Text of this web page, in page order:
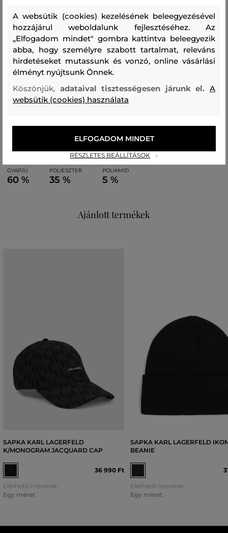
tartalmaz gyapjút, így kiváló légáteresztő képességet és
könnyűséget biztosít, valamint kellemesen melegen tart.
Nagyszerűen kombinálható kiegészítő, amely stílusosan
kiegészíti majd lezser öltözékét.
Szezon: FW24
Termék kódja
0231MRUT3046-624-WC-5321-0
Összetétel
GYAPJÚ
60 %
POLIÉSZTER
35 %
POLIAMID
5 %
Ajánlott termékek
SAPKA KARL LAGERFELD
K/MONOGRAM JACQUARD CAP
36 990 Ft
Elérhető méretek:
Egy méret
SAPKA KARL LAGERFELD
BEANIE
Elérhető méretek:
Egy méret
A websütik (cookies) kezelésének beleegyezésével
hozzájárul weboldalunk fejlesztéséhez. Az
„Elfogadom mindet" gombra kattintva beleegyezik
abba, hogy személyre szabott tartalmat, releváns
hirdetéseket mutassunk és vonzó, online vásárlási
élményt nyújtsunk Önnek.
Köszönjük, adataival tisztességesen járunk el.A
websütik (cookies) használata
RÉSZLETES BEÁLLÍTÁSOK
ELFOGADOM MINDET